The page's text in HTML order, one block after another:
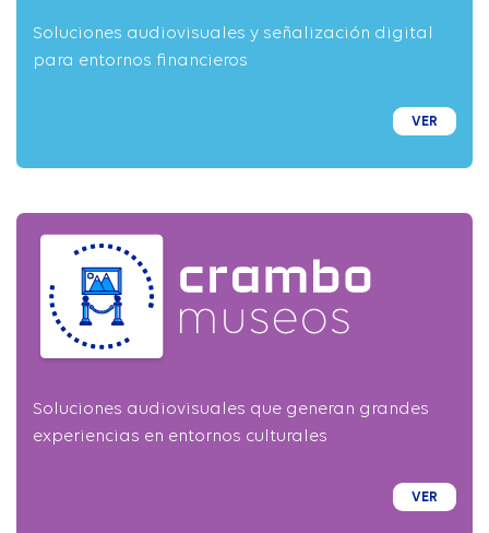
Soluciones audiovisuales y señalización digital
para entornos financieros
VER
Soluciones audiovisuales que generan grandes
experiencias en entornos culturales
VER